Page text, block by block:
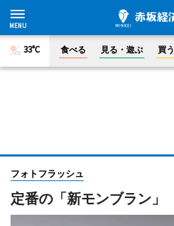
33°C 食べる 見る・遊ぶ 買う
フォトフラッシュ
定番の「新モンブラン」